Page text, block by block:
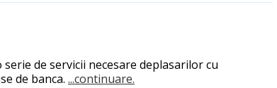
de servicii necesare deplasarilor cu
de banca. ...continuare.